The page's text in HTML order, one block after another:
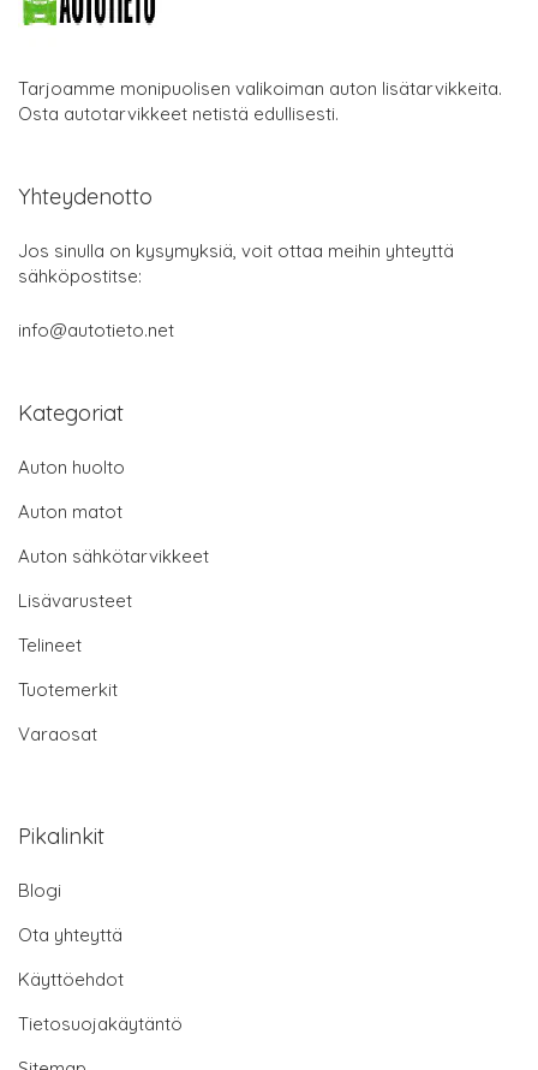
Tarjoamme monipuolisen valikoiman auton lisätarvikkeita.
Osta autotarvikkeet netistä edullisesti.
Yhteydenotto
Jos sinulla on kysymyksiä, voit ottaa meihin yhteyttä
sähköpostitse:
info@autotieto.net
Kategoriat
Auton huolto
Auton matot
Auton sähkötarvikkeet
Lisävarusteet
Telineet
Tuotemerkit
Varaosat
Pikalinkit
Blogi
Ota yhteyttä
Käyttöehdot
Tietosuojakäytäntö